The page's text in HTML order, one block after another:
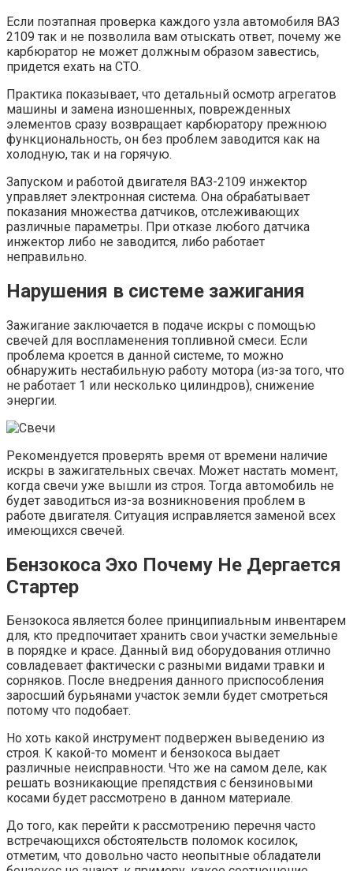
Если поэтапная проверка каждого узла автомобиля ВАЗ
2109 так и не позволила вам отыскать ответ, почему же
карбюратор не может должным образом завестись,
придется ехать на СТО.
Практика показывает, что детальный осмотр агрегатов
машины и замена изношенных, поврежденных
элементов сразу возвращает карбюратору прежнюю
функциональность, он без проблем заводится как на
холодную, так и на горячую.
Запуском и работой двигателя ВАЗ-2109 инжектор
управляет электронная система. Она обрабатывает
показания множества датчиков, отслеживающих
различные параметры. При отказе любого датчика
инжектор либо не заводится, либо работает
неправильно.
Нарушения в системе зажигания
Зажигание заключается в подаче искры с помощью
свечей для воспламенения топливной смеси. Если
проблема кроется в данной системе, то можно
обнаружить нестабильную работу мотора (из-за того, что
не работает 1 или несколько цилиндров), снижение
энергии.
Рекомендуется проверять время от времени наличие
искры в зажигательных свечах. Может настать момент,
когда свечи уже вышли из строя. Тогда автомобиль не
будет заводиться из-за возникновения проблем в
работе двигателя. Ситуация исправляется заменой всех
имеющихся свечей.
Бензокоса Эхо Почему Не Дергается
Стартер
Бензокоса является более принципиальным инвентарем
для, кто предпочитает хранить свои участки земельные
в порядке и красе. Данный вид оборудования отлично
совладевает фактически с разными видами травки и
сорняков. После внедрения данного приспособления
заросший бурьянами участок земли будет смотреться
потому что подобает.
Но хоть какой инструмент подвержен выведению из
строя. К какой-то момент и бензокоса выдает
различные неисправности. Что же на самом деле, как
решать возникающие препядствия с бензиновыми
косами будет рассмотрено в данном материале.
До того, как перейти к рассмотрению перечня часто
встречающихся обстоятельств поломок косилок,
отметим, что довольно часто неопытные обладатели